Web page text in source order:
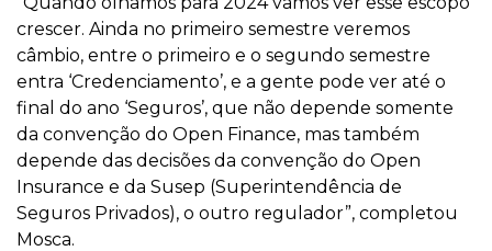
crescer. Ainda no primeiro semestre veremos
câmbio, entre o primeiro e o segundo semestre
entra ‘Credenciamento’, e a gente pode ver até o
final do ano ‘Seguros’, que não depende somente
da convenção do Open Finance, mas também
depende das decisões da convenção do Open
Insurance e da Susep (Superintendência de
Seguros Privados), o outro regulador”, completou
Mosca.